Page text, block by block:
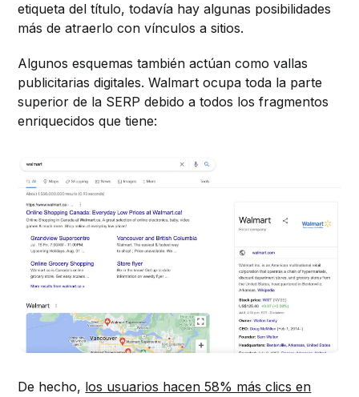
etiqueta del título, todavía hay algunas posibilidades
más de atraerlo con vínculos a sitios.
Algunos esquemas también actúan como vallas
publicitarias digitales. Walmart ocupa toda la parte
superior de la SERP debido a todos los fragmentos
enriquecidos que tiene:
De hecho, los usuarios hacen 58% más clics en